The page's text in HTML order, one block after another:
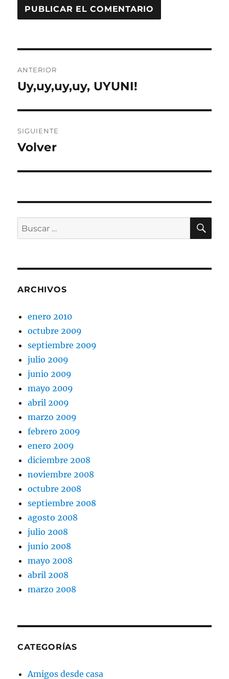
de
ANTERIOR
Entrada
Uy,uy,uy,uy, UYUNI!
SIGUIENTE
Entrada
Volver
Buscar
por:
ARCHIVOS
enero 2010
octubre 2009
septiembre 2009
julio 2009
junio 2009
mayo 2009
abril 2009
marzo 2009
febrero 2009
enero 2009
diciembre 2008
noviembre 2008
octubre 2008
septiembre 2008
agosto 2008
julio 2008
junio 2008
mayo 2008
abril 2008
marzo 2008
CATEGORÍAS
Amigos desde casa